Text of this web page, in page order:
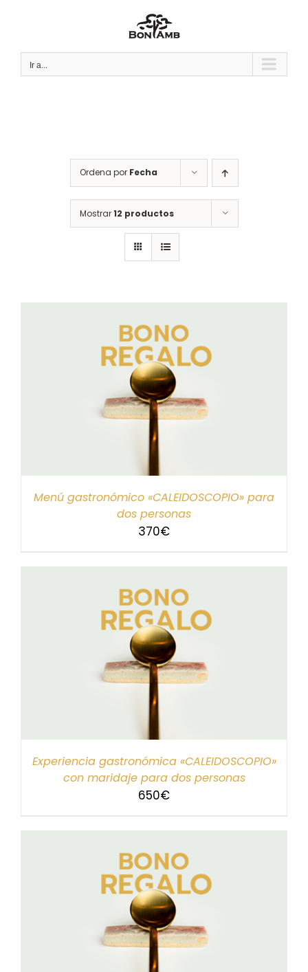
Ir a...
Ordena por Fecha
Mostrar12 productos
Menú gastronómico «CALEIDOSCOPIO» para
dos personas
370€
Experiencia gastronómica «CALEIDOSCOPIO»
con maridaje para dos personas
650€